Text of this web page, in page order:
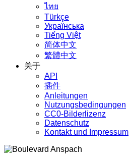
ไทย
Türkçe
Українська
Tiếng Việt
简体中文
繁體中文
关于
API
插件
Anleitungen
Nutzungsbedingungen
CC0-Bilderlizenz
Datenschutz
Kontakt und Impressum